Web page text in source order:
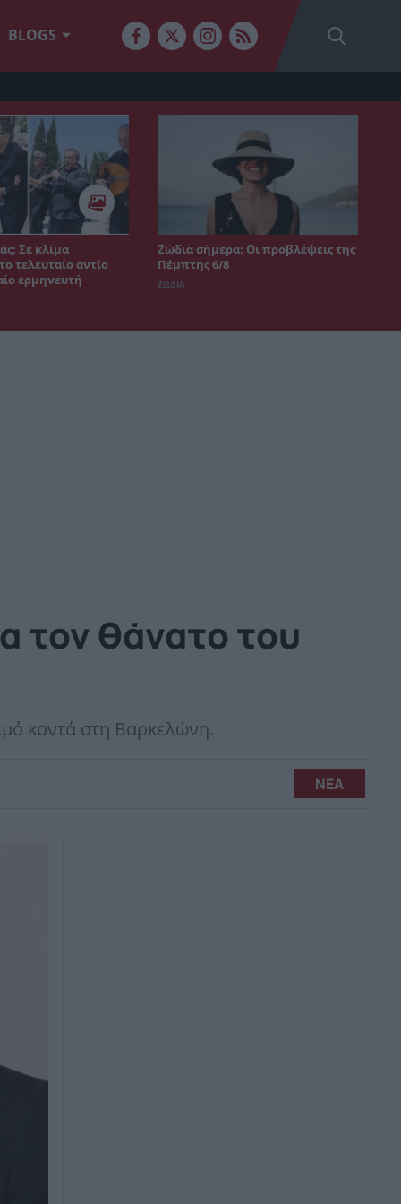
BLOGS
Σε κλίμα
τελευταίο αντίο
ερμηνευτή
Ζώδια σήμερα: Οι προβλέψεις της
Πέμπτης 6/8
ΖΩΔΙΑ
τον θάνατο του
κοντά στη Βαρκελώνη.
ΝΕΑ